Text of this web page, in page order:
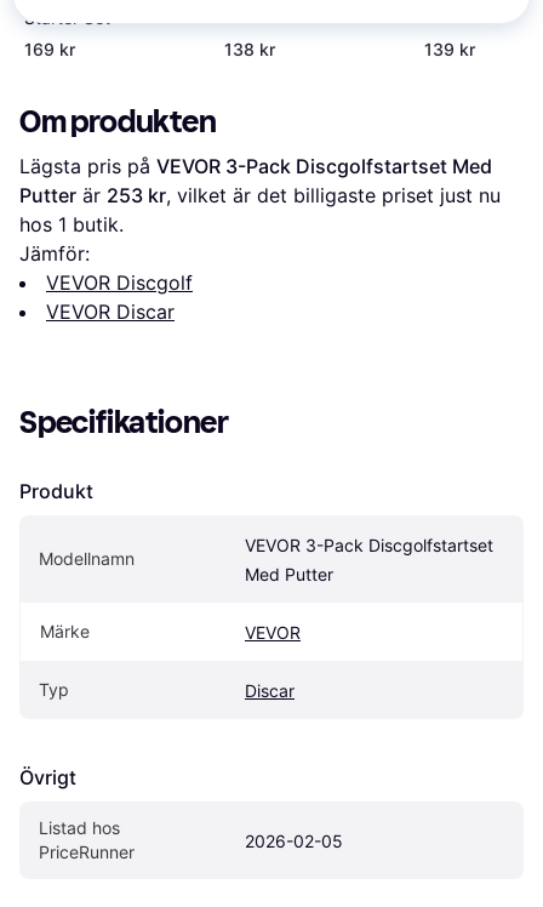
Starter Set
169 kr
138 kr 139 kr
Om produkten
Lägsta pris på VEVOR 3-Pack Discgolfstartset Med
Putter är 253 kr, vilket är det billigaste priset just nu
hos 1 butik.
Jämför:
VEVOR Discgolf
VEVOR Discar
Specifikationer
Produkt
Modellnamn
VEVOR 3-Pack Discgolfstartset
Med Putter
Märke VEVOR
Typ Discar
Övrigt
Listad hos
PriceRunner
2026-02-05